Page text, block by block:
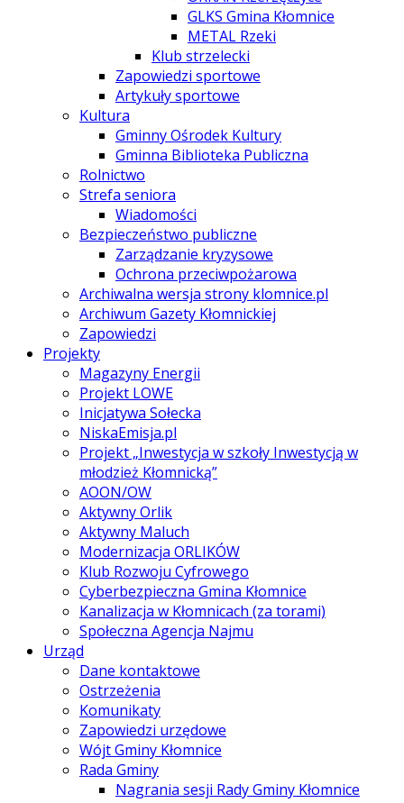
GLKS Gmina Kłomnice
METAL Rzeki
Klub strzelecki
Zapowiedzi sportowe
Artykuły sportowe
Kultura
Gminny Ośrodek Kultury
Gminna Biblioteka Publiczna
Rolnictwo
Strefa seniora
Wiadomości
Bezpieczeństwo publiczne
Zarządzanie kryzysowe
Ochrona przeciwpożarowa
Archiwalna wersja strony klomnice.pl
Archiwum Gazety Kłomnickiej
Zapowiedzi
Projekty
Magazyny Energii
Projekt LOWE
Inicjatywa Sołecka
NiskaEmisja.pl
Projekt „Inwestycja w szkoły Inwestycją w
młodzież Kłomnicką”
AOON/OW
Aktywny Orlik
Aktywny Maluch
Modernizacja ORLIKÓW
Klub Rozwoju Cyfrowego
Cyberbezpieczna Gmina Kłomnice
Kanalizacja w Kłomnicach (za torami)
Społeczna Agencja Najmu
Urząd
Dane kontaktowe
Ostrzeżenia
Komunikaty
Zapowiedzi urzędowe
Wójt Gminy Kłomnice
Rada Gminy
Nagrania sesji Rady Gminy Kłomnice